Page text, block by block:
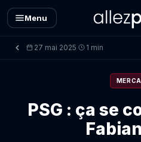
Menu
27 mai 2025· 1 min
PSG : ça se